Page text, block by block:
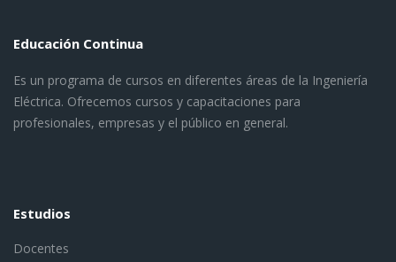
Educación Continua
Es un programa de cursos en diferentes áreas de la Ingeniería
Eléctrica. Ofrecemos cursos y capacitaciones para
profesionales, empresas y el público en general.
Estudios
Docentes